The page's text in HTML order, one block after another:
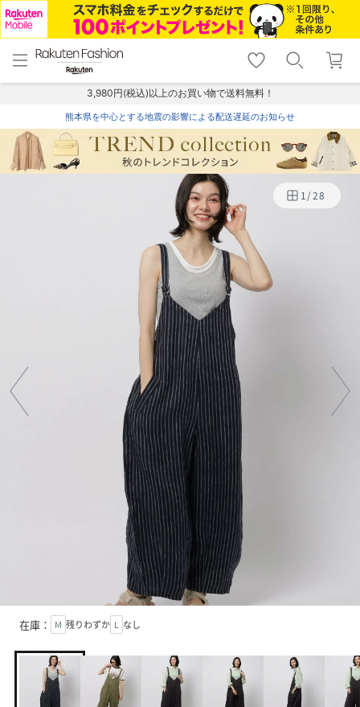
menu home
トップ
shopping_cart lock_outline
ログイン
3,980円(税込)以上のお買い物で送料無料！
熊本県を中心とする地震の影響による配送遅延のお知らせ
1/28
在庫： M 残りわずか L なし